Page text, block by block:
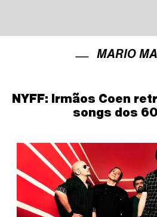
MARIO
NYFF: Irmãos Coen
songs dos 60